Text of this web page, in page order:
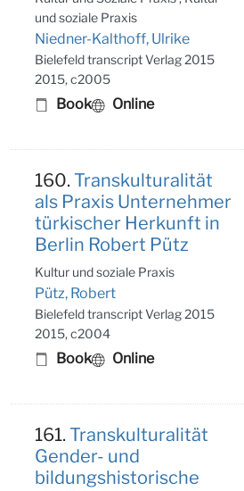
und soziale Praxis
Niedner-Kalthoff, Ulrike
Bielefeld transcript Verlag 2015
2015, c2005
Book Online
160.Transkulturalität
als Praxis Unternehmer
türkischer Herkunft in
Berlin Robert Pütz
Kultur und soziale Praxis
Pütz, Robert
Bielefeld transcript Verlag 2015
2015, c2004
Book Online
161.Transkulturalität
Gender- und
bildungshistorische